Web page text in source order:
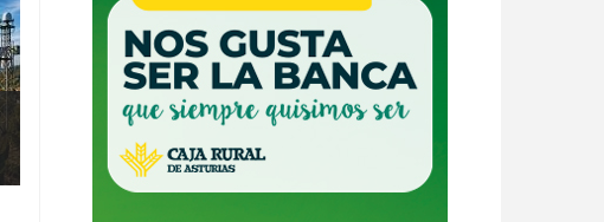
Medio millón de multa, un árbol
nuevo por cada año de vida y hasta
cárcel: el laberinto legal de cortar
un árbol en tu propia finca
28 de Jul de 2026
Ni Agenda 2030 ni monte
27 de Jul de 2026